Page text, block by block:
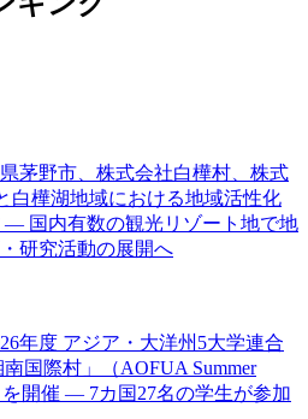
茅野市、株式会社白樺村、株式
白樺湖地域における地域活性化
― 国内有数の観光リゾート地で地
研究活動の展開へ
年度 アジア・大洋州5大学連合
国際村」（AOFUA Summer
を開催 ― 7カ国27名の学生が参加